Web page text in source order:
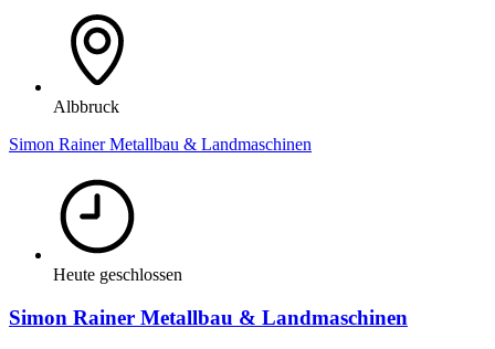
Albbruck
Simon Rainer Metallbau & Landmaschinen
Heute geschlossen
Simon Rainer Metallbau & Landmaschinen